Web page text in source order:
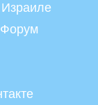
Форум